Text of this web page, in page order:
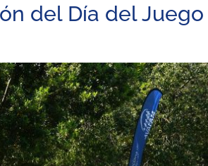
del Día del Juego